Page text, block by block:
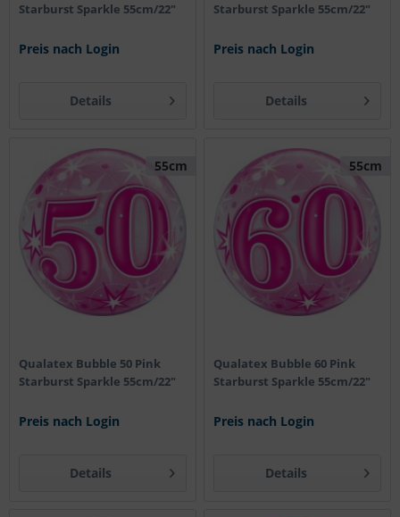
Starburst Sparkle 55cm/22"
Preis nach Login
Details
Starburst Sparkle 55cm/22"
Preis nach Login
Details
55cm
Qualatex Bubble 50 Pink
Starburst Sparkle 55cm/22"
Preis nach Login
Details
55cm
Qualatex Bubble 60 Pink
Starburst Sparkle 55cm/22"
Preis nach Login
Details